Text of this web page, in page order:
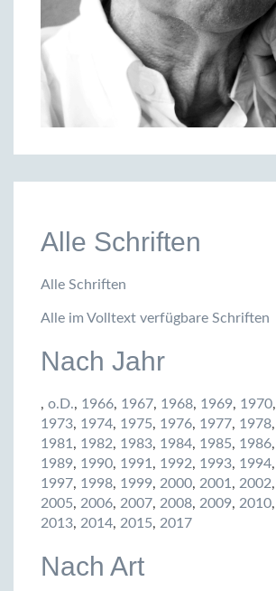
Alle Schriften
Alle Schriften
Alle im Volltext verfügbare Schriften
Nach Jahr
, o.D., 1966, 1967, 1968, 1969, 1970,
1973, 1974, 1975, 1976, 1977, 1978,
1981 , 1982, 1983, 1984, 1985, 1986,
1989, 1990, 1991 , 1992, 1993, 1994,
1997, 1998, 1999, 2000, 2001 , 2002,
2005, 2006, 2007, 2008, 2009, 2010,
2013, 2014, 2015, 2017
Nach Art